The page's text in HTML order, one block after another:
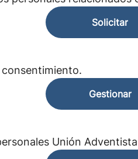
Solicitar
Gestionar
Unión